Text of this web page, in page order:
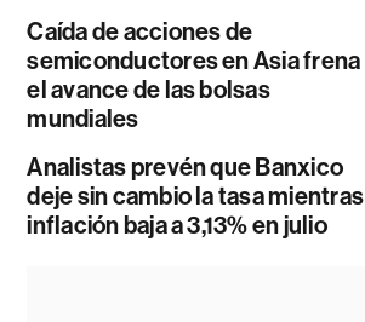
Caída de acciones de
semiconductores en Asia frena
el avance de las bolsas
mundiales
Analistas prevén que Banxico
deje sin cambio la tasa mientras
inflación baja a 3,13% en julio